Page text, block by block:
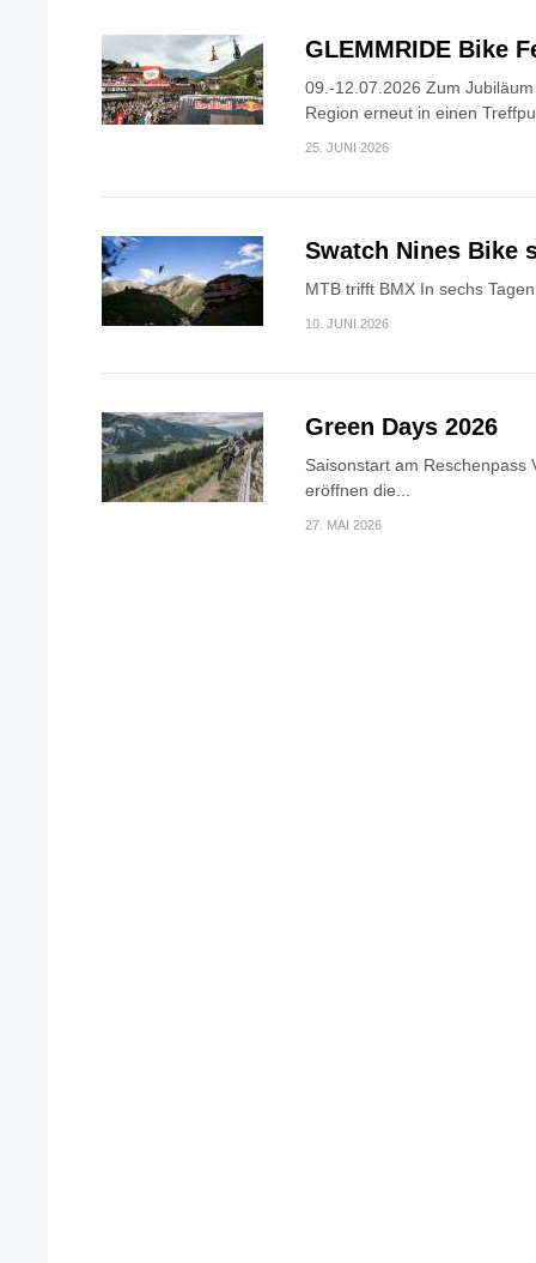
GLEMMRIDE Bike
09.-12.07.2026 Zum
Region erneut in einen
25. JUNI 2026
Swatch Nines Bike
MTB trifft BMX In sechs
10. JUNI 2026
Green Days 2026
Saisonstart am Reschenpass
eröffnen die...
27. MAI 2026